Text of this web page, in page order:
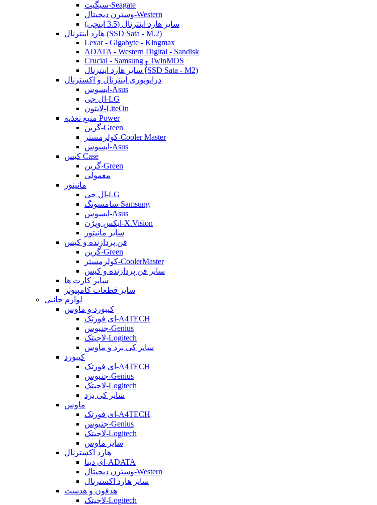
سیگیت-Seagate
وسترن دیجیتال-Western
سایر هارد اینترنال (3.5 اینچی)
هارد اینترنال (SSD Sata - M.2)
Lexar - Gigabyte - Kingmax
ADATA - Western Digital - Sandisk
Crucial - Samsung - TwinMOS
سایر هارد اینترنال (ُُُِSSD Sata - M2)
درایونوری اینترنال و اکسترنال
ایسوس-Asus
ال جی-LG
لایتون-LiteOn
منبع تغذیه Power
گرین-Green
کولرمستر-Cooler Master
ایسوس-Asus
کیس Case
گرین-Green
معمولی
مانیتور
ال جی-LG
سامسونگ-Samsung
ایسوس-Asus
ایکس ویژن-X.Vision
سایر مانیتور
فن پردازنده و کیس
گرین-Green
کولرمستر-CoolerMaster
سایر فن پردازنده و کیس
سایر کارت ها
سایر قطعات کامپیوتر
لوازم جانبی
کیبورد و ماوس
ای فورتک-A4TECH
جنیوس-Genius
لاجیتک-Logitech
سایر کی برد و ماوس
کیبورد
ای فورتک-A4TECH
جنیوس-Genius
لاجیتک-Logitech
سایر کی برد
ماوس
ای فورتک-A4TECH
جنیوس-Genius
لاجیتک-Logitech
سایر ماوس
هارد اکسترنال
ای دیتا-ADATA
وسترن دیجیتال-Western
سایر هارد اکسترنال
هدفون و هدست
لاجیتک-Logitech